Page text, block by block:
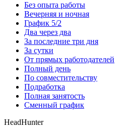
Без опыта работы
Вечерняя и ночная
График 5/2
Два через два
За последние три дня
За сутки
От прямых работодателей
Полный день
По совместительству
Подработка
Полная занятость
Сменный график
HeadHunter